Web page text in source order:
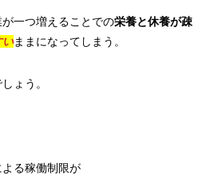
一つ増えることでの栄養と休養が疎
いままになってしまう。
ょう。
る稼働制限が